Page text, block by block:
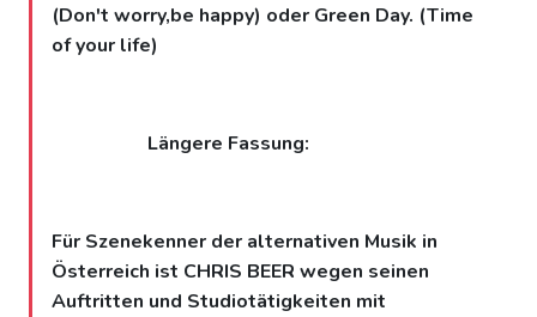
(Don't worry,be happy) oder Green Day. (Time
of your life)
Längere Fassung:
Für Szenekenner der alternativen Musik in
Österreich ist CHRIS BEER wegen seinen
Auftritten und Studiotätigkeiten mit